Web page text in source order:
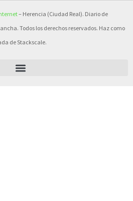
– Herencia (Ciudad Real). Diario de
Todos los derechos reservados. Haz como
de Stackscale.